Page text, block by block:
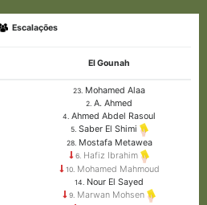
Escalações
El Gounah
23. Mohamed Alaa
2. A. Ahmed
4. Ahmed Abdel Rasoul
5.Saber El Shimi
28.Mostafa Metawea
6. Hafiz Ibrahim
10.Mohamed Mahmoud
14. Nour El Sayed
9. Marwan Mohsen